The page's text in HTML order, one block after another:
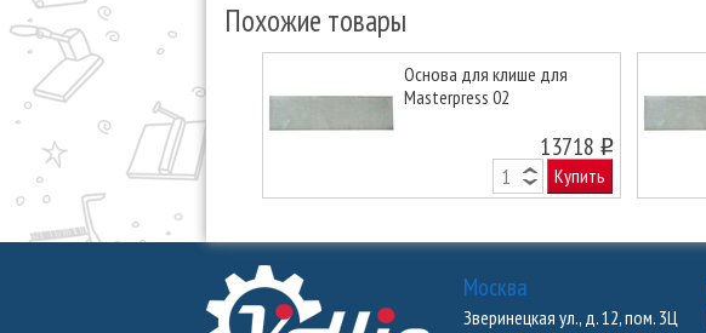
Похожие товары
Основа для клише для
Masterpress 02
13718 o
Купить
Москва
Зверинецкая ул., д. 12, пом. 3Ц